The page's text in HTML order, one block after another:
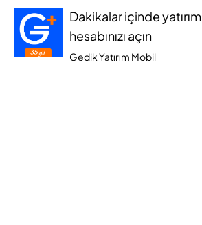
Dakikalar içinde yatırım
hesabınızı açın
Gedik Yatırım Mobil